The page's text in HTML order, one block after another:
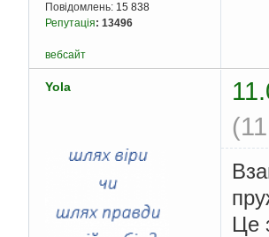
Повідомлень: 15 838
Репутація: 13496
вебсайт
Yola
Це